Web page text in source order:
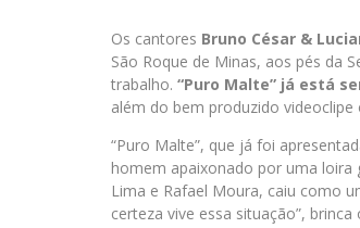
Os cantores Bruno César &
São Roque de Minas, aos pés da
trabalho. “Puro Malte” já está
além do bem produzido
“Puro Malte”, que já foi
homem apaixonado por uma loira
Lima e Rafael Moura, caiu como
certeza vive essa situação”,